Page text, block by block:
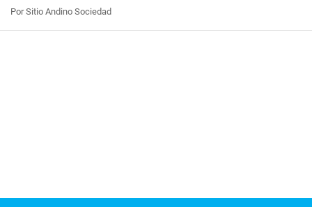
Por Sitio Andino Sociedad